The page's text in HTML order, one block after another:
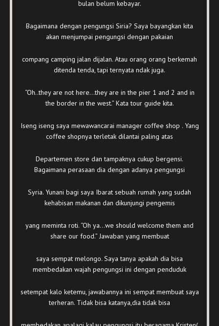
bulan belum kebayar.
Bagaimana dengan pengungsi Siria? Saya bayangkan kita
akan menjumpai pengungsi dengan pakaian
compang camping jalan dijalan. Atau orang orang berkemah
ditenda tenda, tapi ternyata ndak juga.
“Oh..they are not here…they are in the pier 1 and 2 and in
the border in the west.” Kata tour guide kita.
Iseng iseng saya mewawancarai manager coffee shop . Yang
coffee shopnya terletak dilantai paling atas
Departemen store dan tampaknya cukup bergensi.
Bagaimana perasaan dia dengan adanya pengungsi
Syria. Yunani bagi saya Ibarat sebuah rumah yang sudah
kehabisan makanan dan dikunjungi pengemis
yang meminta roti. “Oh ya…we should welcome them and
share our food.” Jawaban yang membuat
saya sempat melongo. Saya tanya apakah dia bisa
membedakan wajah pengungsi ini dengan penduduk
setempat kalo ketemu, jawabannya ini sempat membuat saya
terheran. Tidak bisa katanya,dia tidak bisa